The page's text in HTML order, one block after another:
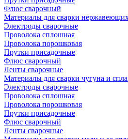
Флюс сварочный
Материалы для сварки
Электроды сварочные
Проволока сплошная
Проволока порошковая
Прутки присадочные
Флюс сварочный
Ленты сварочные
Материалы для сварки чугуна и
Электроды сварочные
Проволока сплошная
Проволока порошковая
Прутки присадочные
Флюс сварочный
Ленты сварочные